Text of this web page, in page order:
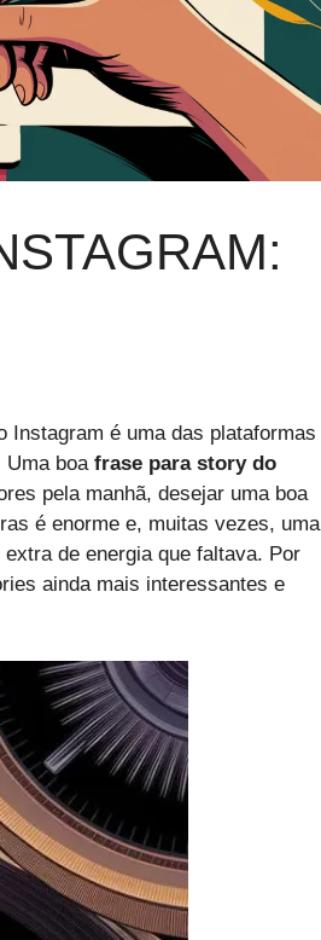
Instagram é uma das plataformas
Uma boa frase para story do
pela manhã, desejar uma boa
é enorme e, muitas vezes, uma
de energia que faltava. Por
ainda mais interessantes e